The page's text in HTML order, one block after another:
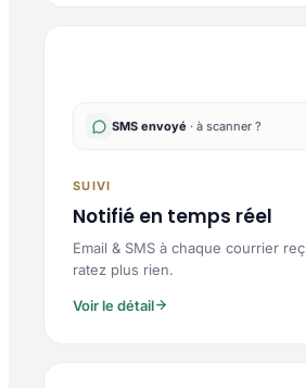
SMS envoyé · à scanner ?
SUIVI
Notifié en temps réel
Email & SMS à chaque courrier
ratez plus rien.
Voir le détail